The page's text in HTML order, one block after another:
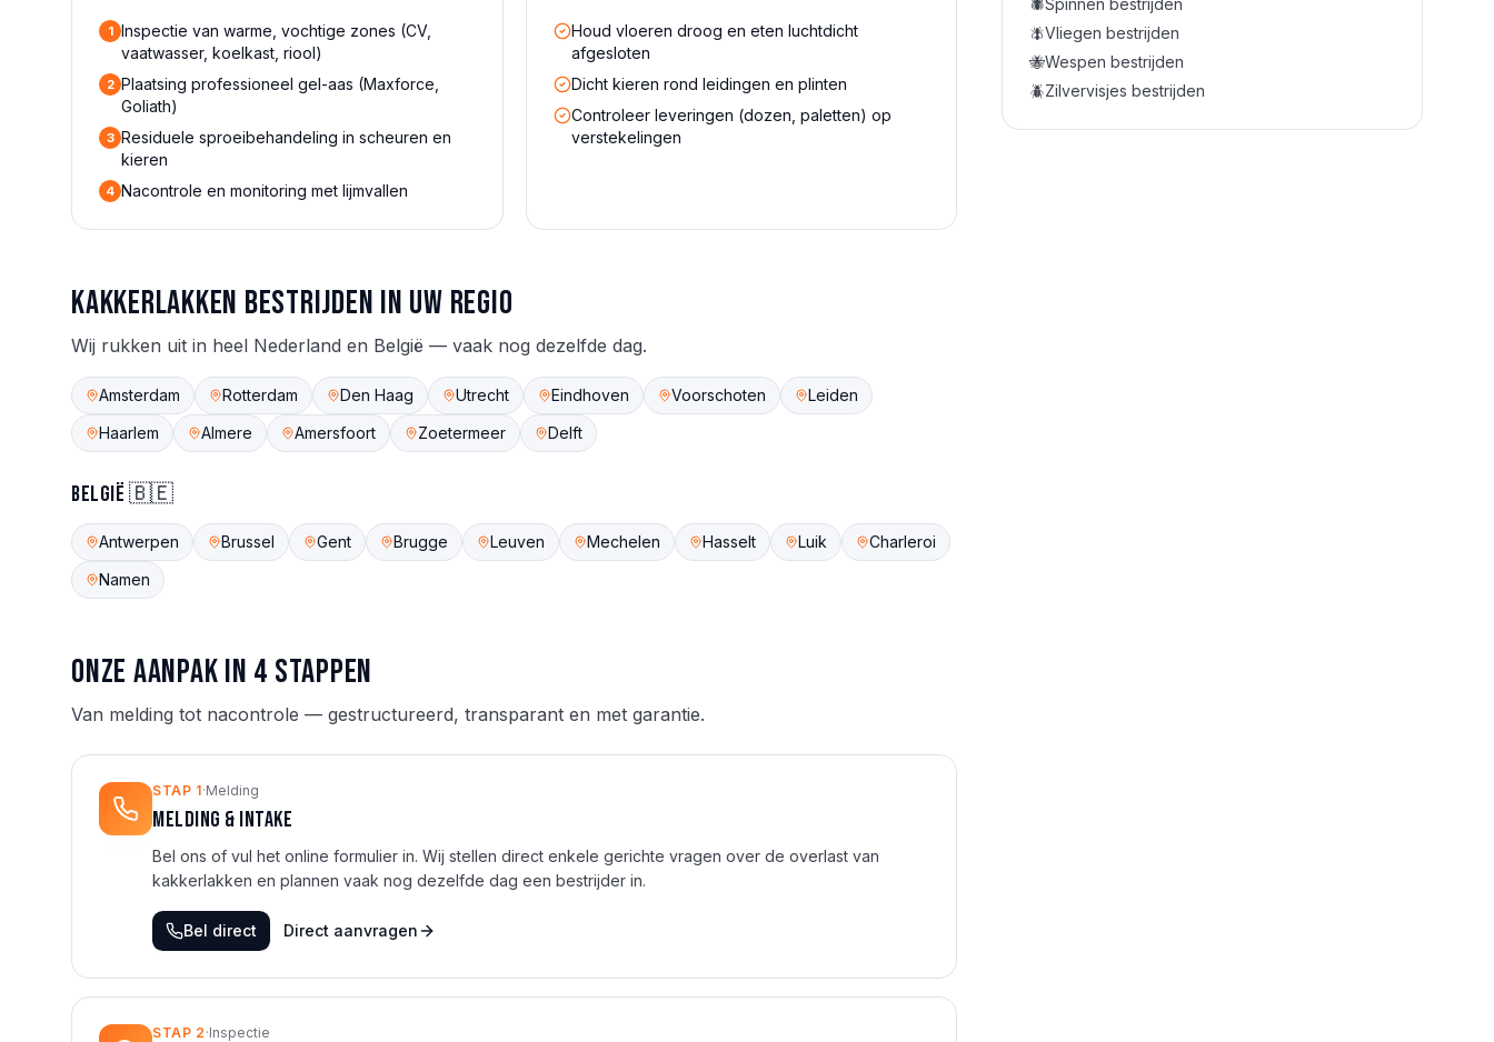
1 Inspectie van warme, vochtige zones (CV,
vaatwasser, koelkast, riool)
2 Plaatsing professioneel gel-aas (Maxforce,
Goliath)
3 Residuele sproeibehandeling in scheuren en
kieren
4 Nacontrole en monitoring met lijmvallen
Houd vloeren droog en eten luchtdicht
afgesloten
Dicht kieren rond leidingen en plinten
Controleer leveringen (dozen, paletten) op
verstekelingen
Kakkerlakken bestrijden in uw regio
Wij rukken uit in heel Nederland en België — vaak nog dezelfde dag.
Amsterdam Rotterdam Den Haag Utrecht Eindhoven Voorschoten
Leiden
Haarlem
Almere Amersfoort Zoetermeer Delft
België 🇧🇪
Antwerpen Brussel Gent Brugge Leuven Mechelen Hasselt Luik
Charleroi
Namen
Onze aanpak in 4 stappen
Van melding tot nacontrole — gestructureerd, transparant en met garantie.
STAP 1·Melding
Melding & intake
Bel ons of vul het online formulier in. Wij stellen direct enkele gerichte vragen over de overlast van
kakkerlakken en plannen vaak nog dezelfde dag een bestrijder in.
Bel direct Direct aanvragen
STAP 2 ·Inspectie
🕷️Spinnen bestrijden
🪰Vliegen bestrijden
🐝Wespen bestrijden
🪲Zilvervisjes bestrijden